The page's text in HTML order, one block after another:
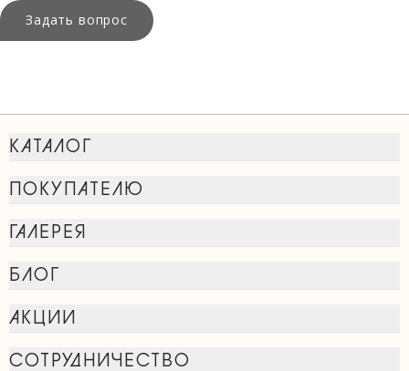
Задать вопрос
КАТАЛОГ
ПОКУПАТЕЛЮ
ГАЛЕРЕЯ
БЛОГ
АКЦИИ
СОТРУДНИЧЕСТВО